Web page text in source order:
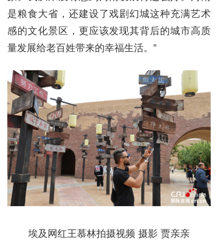
是粮食大省，还建设了戏剧幻城这种充满艺术
感的文化景区，更应该发现其背后的城市高质
量发展给老百姓带来的幸福生活。”
埃及网红王慕林拍摄视频 摄影 贾亲亲